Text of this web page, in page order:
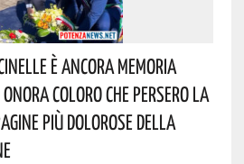
È Ancora Memoria
Coloro Che Persero La
Più Dolorose Della